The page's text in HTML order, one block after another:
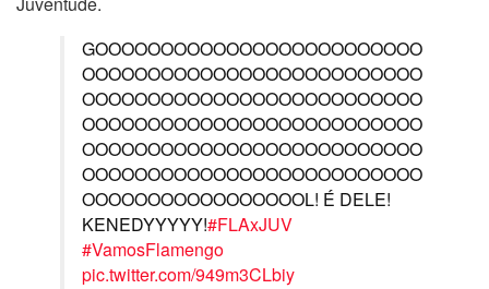
GOOOOOOOOOOOOOOOOOOOOOOOOO
OOOOOOOOOOOOOOOOOOOOOOOOOO
OOOOOOOOOOOOOOOOOOOOOOOOOO
OOOOOOOOOOOOOOOOOOOOOOOOOO
OOOOOOOOOOOOOOOOOOOOOOOOOO
OOOOOOOOOOOOOOOOOOOOOOOOOO
OOOOOOOOOOOOOOOOOL! É DELE!
KENEDYYYYY!#FLAxJUV
#VamosFlamengo
pic.twitter.com/949m3CLbiy